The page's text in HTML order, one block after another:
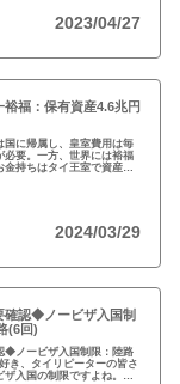
2023/04/27
福：保有資産4.6兆円
国に帰属し、皇室費用は毎
必要。一方、世界には裕福
持ちはタイ王室で資産は
2024/03/29
認◆ノービザ入国制
(6回)
◆ノービザ入国制限：陸路
き、タイリピーターの皆さ
ザ入国の制限ですよね。近